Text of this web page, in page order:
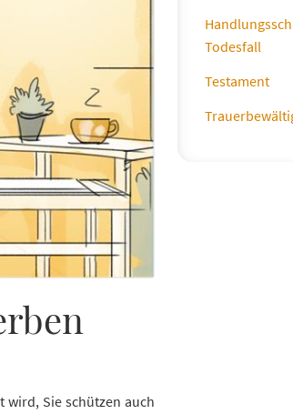
wird, Sie schützen auch
Todesfall
Testament